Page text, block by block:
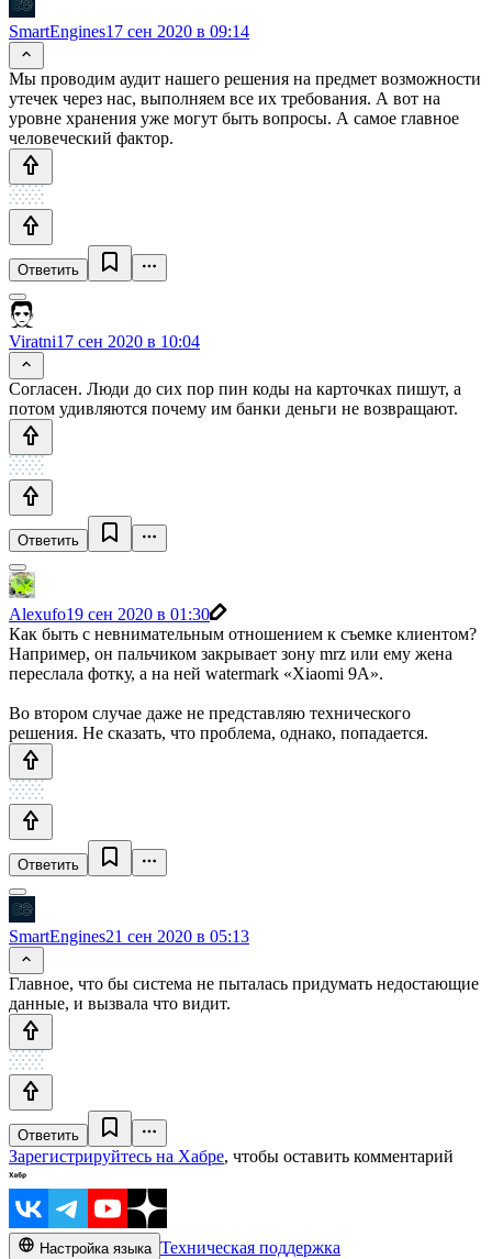
SmartEngines17 сен 2020 в 09:14
Мы проводим аудит нашего решения на предмет возможности
утечек через нас, выполняем все их требования. А вот на
уровне хранения уже могут быть вопросы. А самое главное
человеческий фактор.
Ответить
Viratni17 сен 2020 в 10:04
Согласен. Люди до сих пор пин коды на карточках пишут, а
потом удивляются почему им банки деньги не возвращают.
Ответить
Alexufo19 сен 2020 в 01:30
Как быть с невнимательным отношением к съемке клиентом?
Например, он пальчиком закрывает зону mrz или ему жена
переслала фотку, а на ней watermark «Xiaomi 9A».
Во втором случае даже не представляю технического
решения. Не сказать, что проблема, однако, попадается.
Ответить
SmartEngines21 сен 2020 в 05:13
Главное, что бы система не пыталась придумать недостающие
данные, и вызвала что видит.
Ответить
Зарегистрируйтесь на Хабре, чтобы оставить комментарий
Настройка языка Техническая поддержка